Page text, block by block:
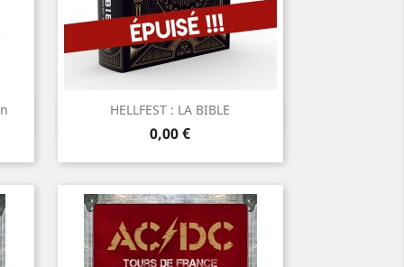
HELLFEST : LA BIBLE
Prix
0,00 €
Aperçu rapide